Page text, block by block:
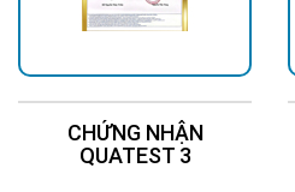
CHỨNG NHẬN
QUATEST 3